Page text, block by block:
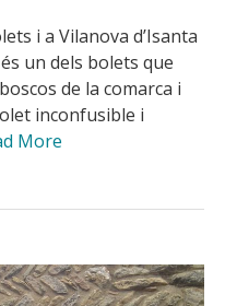
i a Vilanova d’Isanta
un dels bolets que
de la comarca i
inconfusible i
More